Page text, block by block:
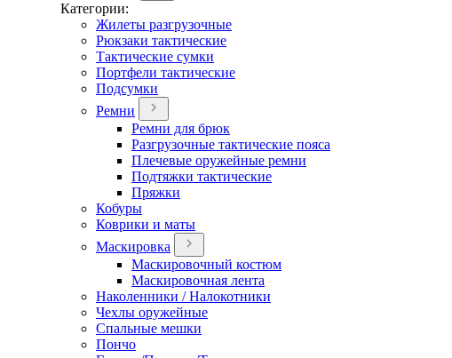
Категории:
Жилеты разгрузочные
Рюкзаки тактические
Тактические сумки
Портфели тактические
Подсумки
Ремни
Ремни для брюк
Разгрузочные тактические пояса
Плечевые оружейные ремни
Подтяжки тактические
Пряжки
Кобуры
Коврики и маты
Маскировка
Маскировочный костюм
Маскировочная лента
Наколенники / Налокотники
Чехлы оружейные
Спальные мешки
Пончо